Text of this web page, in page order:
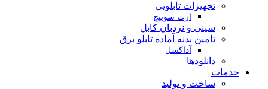
تجهیزات تابلویی
ارت سوییچ
سینی و نردبان کابل
تامین بدنه آماده تابلو برق
آداکسل
دانلودها
خدمات
ساخت و تولید